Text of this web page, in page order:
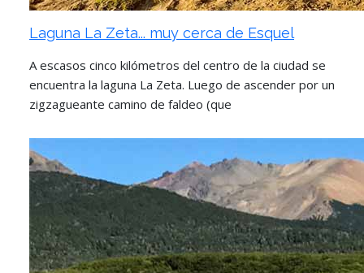
Laguna La Zeta... muy cerca de Esquel
A escasos cinco kilómetros del centro de la ciudad se
encuentra la laguna La Zeta. Luego de ascender por un
zigzagueante camino de faldeo (que